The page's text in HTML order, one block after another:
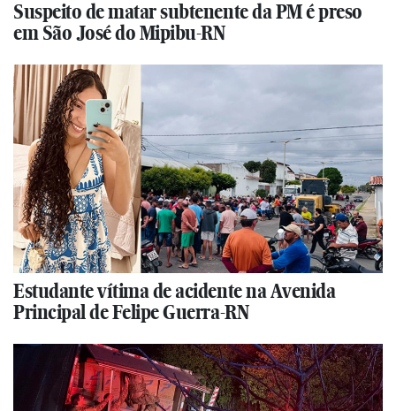
Suspeito de matar subtenente da PM é preso
em São José do Mipibu-RN
Estudante vítima de acidente na Avenida
Principal de Felipe Guerra-RN